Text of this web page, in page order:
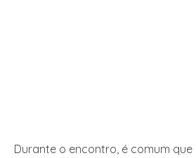
Durante o encontro, é comum que